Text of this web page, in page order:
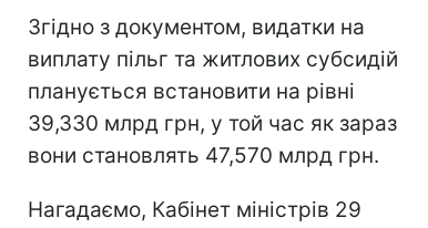
Згідно з документом, видатки на
виплату пільг та житлових субсидій
планується встановити на рівні
39,330 млрд грн, у той час як зараз
вони становлять 47,570 млрд грн.
Нагадаємо, Кабінет міністрів 29